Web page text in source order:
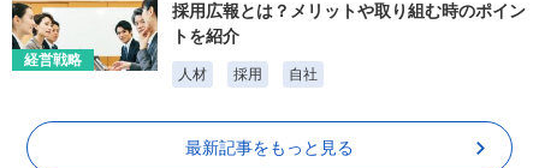
経営戦略
採用広報とは？メリットや取り組む時のポイン
トを紹介
人材 採用 自社
最新記事をもっと見る